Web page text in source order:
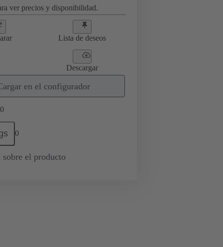
ver precios y disponibilidad.
Lista de deseos
Descargar
en el configurador
0
0
sobre el producto